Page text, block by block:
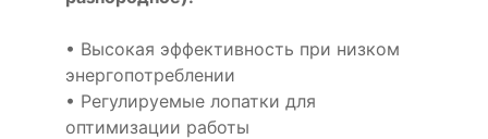
• Высокая эффективность при низком
энергопотреблении
• Регулируемые лопатки для
оптимизации работы